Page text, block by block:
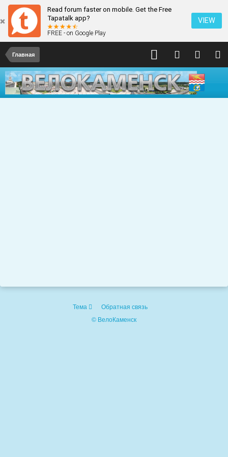
Read forum faster on mobile. Get the Free
Tapatalk app?
FREE - on Google Play
VIEW
Главная
Тема
Обратная связь
© ВелоКаменск